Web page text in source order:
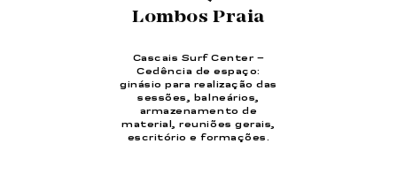
Lombos Praia
Cascais Surf Center –
Cedência de espaço:
ginásio para realização das
sessões, balneários,
armazenamento de
material, reuniões gerais,
escritório e formações.